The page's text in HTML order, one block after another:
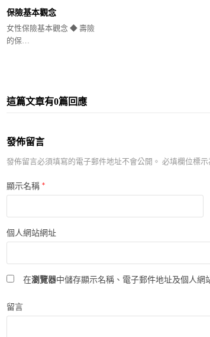
保險基本觀念
女性保險基本觀念 ◆ 壽險
的保…
這篇文章有0篇回應
發佈留言
發佈留言必須填寫的電子郵件地址不會公開。 必填欄位標示
顯示名稱 *
個人網站網址
在瀏覽器中儲存顯示名稱、電子郵件地址及個人網
留言